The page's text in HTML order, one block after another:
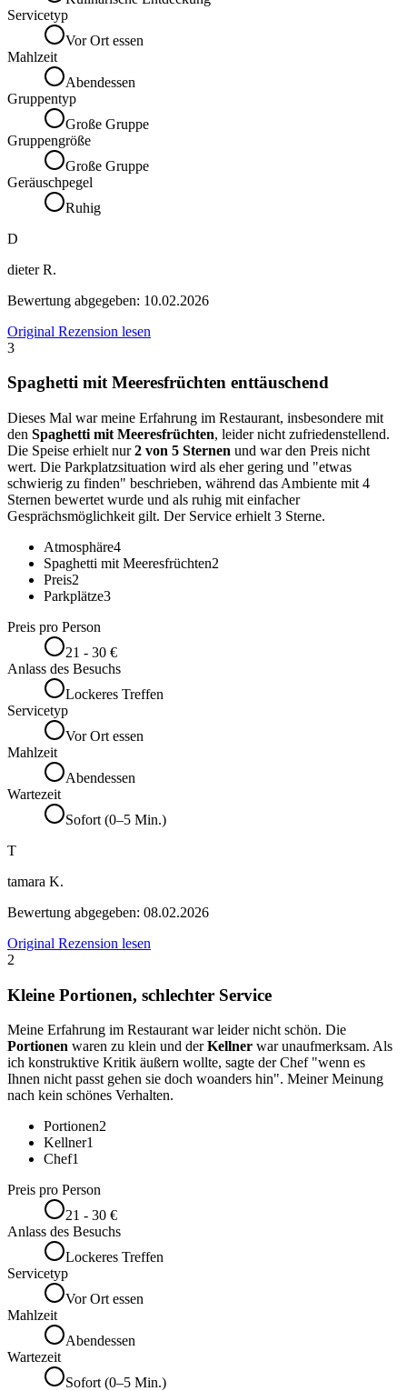
Servicetyp
Vor Ort essen
Mahlzeit
Abendessen
Gruppentyp
Große Gruppe
Gruppengröße
Große Gruppe
Geräuschpegel
Ruhig
D
dieter R.
Bewertung abgegeben: 10.02.2026
Original Rezension lesen
3
Spaghetti mit Meeresfrüchten enttäuschend
Dieses Mal war meine Erfahrung im Restaurant, insbesondere mit
den Spaghetti mit Meeresfrüchten, leider nicht zufriedenstellend.
Die Speise erhielt nur2 von 5 Sternen und war den Preis nicht
wert. Die Parkplatzsituation wird als eher gering und "etwas
schwierig zu finden" beschrieben, während das Ambiente mit 4
Sternen bewertet wurde und als ruhig mit einfacher
Gesprächsmöglichkeit gilt. Der Service erhielt 3 Sterne.
Atmosphäre4
Spaghetti mit Meeresfrüchten2
Preis2
Parkplätze3
Preis pro Person
21 - 30 €
Anlass des Besuchs
Lockeres Treffen
Servicetyp
Vor Ort essen
Mahlzeit
Abendessen
Wartezeit
Sofort (0–5 Min.)
T
tamara K.
Bewertung abgegeben: 08.02.2026
Original Rezension lesen
2
Kleine Portionen, schlechter Service
Meine Erfahrung im Restaurant war leider nicht schön. Die
Portionen waren zu klein und derKellner war unaufmerksam. Als
ich konstruktive Kritik äußern wollte, sagte der Chef "wenn es
Ihnen nicht passt gehen sie doch woanders hin". Meiner Meinung
nach kein schönes Verhalten.
Portionen2
Kellner1
Chef1
Preis pro Person
21 - 30 €
Anlass des Besuchs
Lockeres Treffen
Servicetyp
Vor Ort essen
Mahlzeit
Abendessen
Wartezeit
Sofort (0–5 Min.)